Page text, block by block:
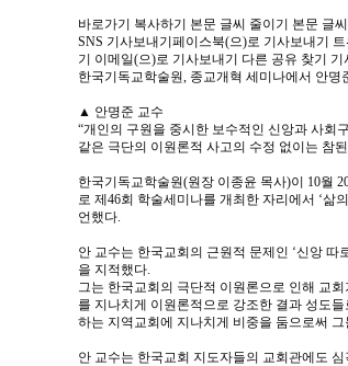
바로가기 복사하기 본문 글씨 줄이기 본문 글씨
SNS 기사보내기페이스북(으)로 기사보내기
기 이메일(으)로 기사보내기 다른 공유 찾기 기
한국기독교학술원, 종교개혁 세미나에서 안명
▲ 안명준 교수
“개인의 구원을 중시한 보수적인 신앙과 사회
같은 극단의 이원론적 사고의 수정 없이는 참
한국기독교학술원(원장 이종윤 목사)이 10월
로 제46회 학술세미나를 개최한 자리에서 ‘삶
언했다.
안 교수는 한국교회의 근원적 문제인 ‘신앙 따
을 지적했다.
그는 한국교회의 극단적 이원론으로 인해 교
를 지나치게 이원론적으로 강조한 결과 성도
하는 지역교회에 지나치게 비중을 둠으로써
안 교수는 한국교회 지도자들의 교회관에도